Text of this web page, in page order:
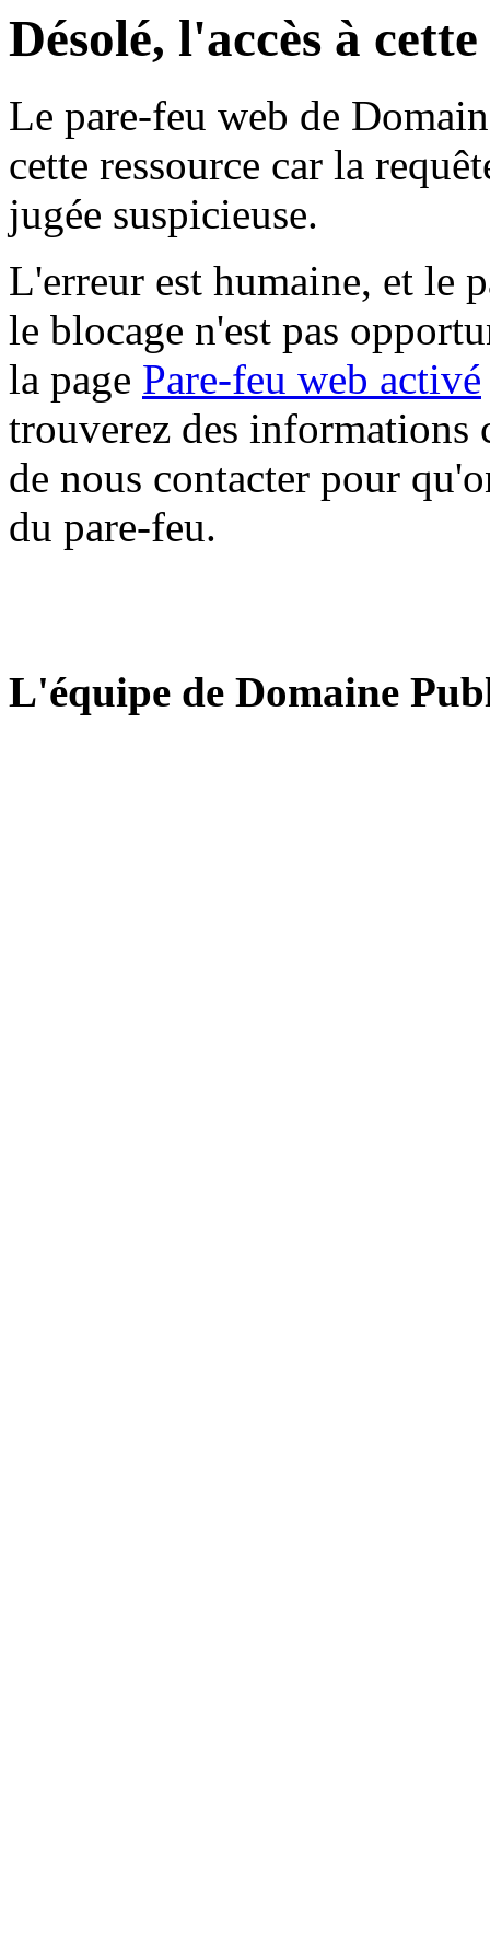
Désolé, l'accès à
Le pare-feu web de
cette ressource car la
jugée suspicieuse.
L'erreur est humaine, et le
le blocage n'est pas
la page Pare-feu web activé
trouverez des informations
de nous contacter pour
du pare-feu.
L'équipe de Domaine